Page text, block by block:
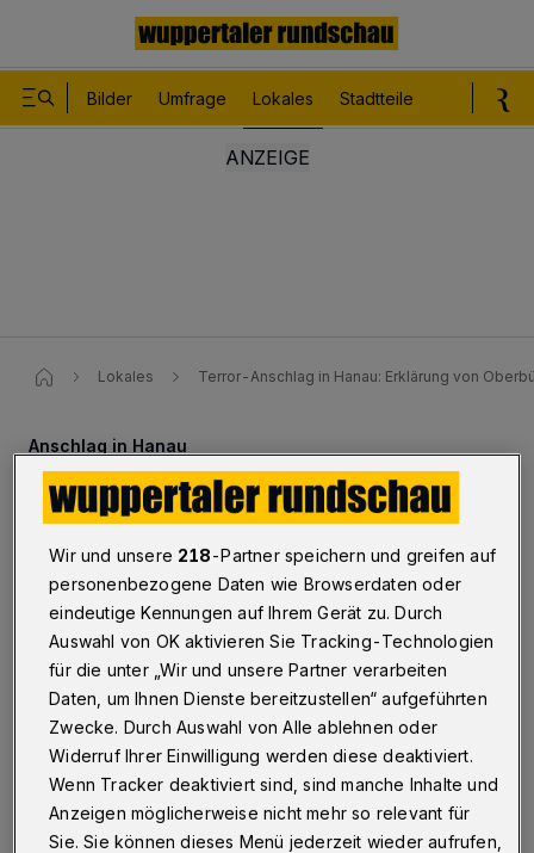
Bilder Umfrage Lokales Stadtteile
Lokales Terror-Anschlag in Hanau: Erklärung von
Anschlag in Hanau
Erklärung von OB Andreas
Mucke zum Gewaltverbrechen
Wuppertal
Ein Attentäter tötete am Mittwoch (19.
Februar 2020) in Hanau zehn Menschen.
Oberbürgermeister Andreas Mucke zeigt sich bestürzt
und spricht seine Anteilnahme aus.
Eine Minute Lesezeit
Wir und unsere 218-Partner speichern und greifen auf
personenbezogene Daten wie Browserdaten oder
eindeutige Kennungen auf Ihrem Gerät zu. Durch
Auswahl von OK aktivieren Sie Tracking-Technologien
für die unter „Wir und unsere Partner verarbeiten
Daten, um Ihnen Dienste bereitzustellen“ aufgeführten
Zwecke. Durch Auswahl von Alle ablehnen oder
Widerruf Ihrer Einwilligung werden diese deaktiviert.
Wenn Tracker deaktiviert sind, sind manche Inhalte und
Anzeigen möglicherweise nicht mehr so relevant für
Sie. Sie können dieses Menü jederzeit wieder aufrufen,